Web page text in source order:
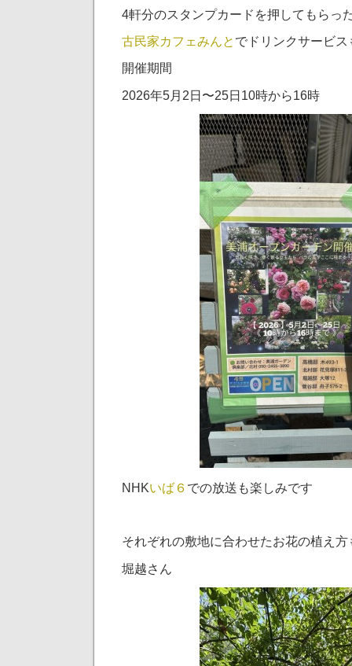
4軒分のスタンプカードを押してもらっ
古民家カフェみんと でドリンクサービ
開催期間
2026年5月2日〜25日10時から16時
NHKいば６ での放送も楽しみです
それぞれの敷地に合わせたお花の植え方
堀越さん